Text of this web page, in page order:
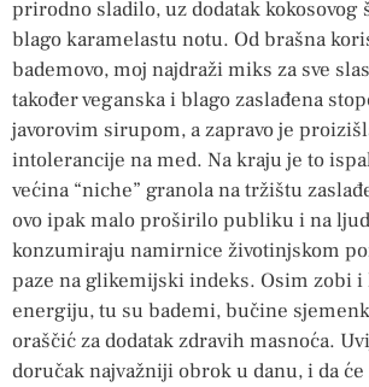
prirodno sladilo, uz dodatak kokosovog
blago karamelastu notu. Od brašna
bademovo, moj najdraži miks za sve
također veganska i blago zaslađena
javorovim sirupom, a zapravo je
intolerancije na med. Na kraju je to
većina “niche” granola na tržištu
ovo ipak malo proširilo publiku i na
konzumiraju namirnice životinjskom
paze na glikemijski indeks. Osim zobi i
energiju, tu su bademi, bučine
oraščić za dodatak zdravih masnoća.
doručak najvažniji obrok u danu, i da